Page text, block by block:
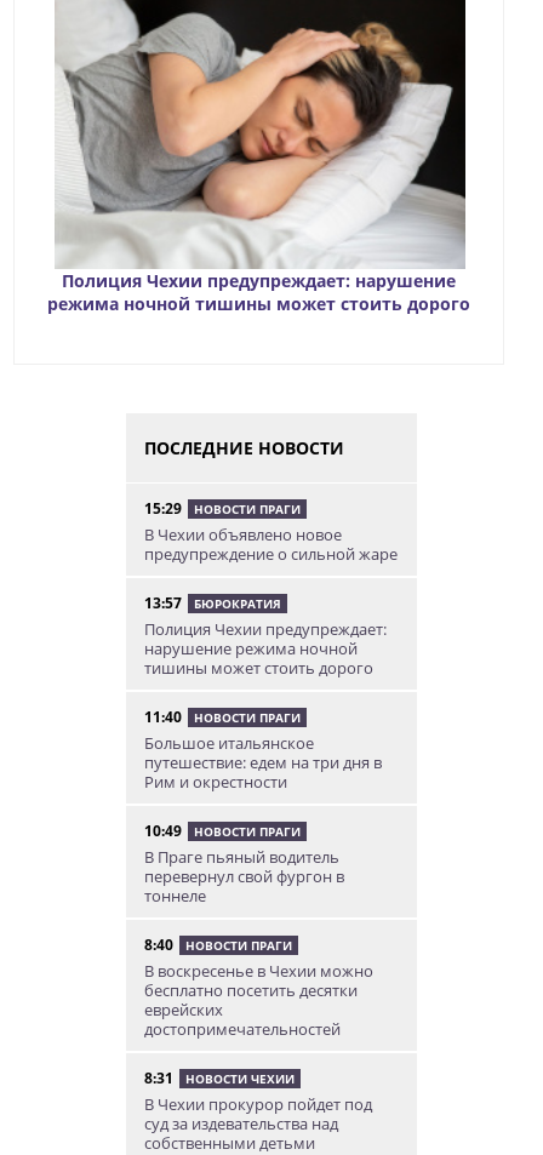
Полиция Чехии предупреждает: нарушение
режима ночной тишины может стоить дорого
ПОСЛЕДНИЕ НОВОСТИ
15:29 НОВОСТИ ПРАГИ
В Чехии объявлено новое
предупреждение о сильной жаре
13:57 БЮРОКРАТИЯ
Полиция Чехии предупреждает:
нарушение режима ночной
тишины может стоить дорого
11:40 НОВОСТИ ПРАГИ
Большое итальянское
путешествие: едем на три дня в
Рим и окрестности
10:49 НОВОСТИ ПРАГИ
В Праге пьяный водитель
перевернул свой фургон в
тоннеле
8:40 НОВОСТИ ПРАГИ
В воскресенье в Чехии можно
бесплатно посетить десятки
еврейских
достопримечательностей
8:31 НОВОСТИ ЧЕХИИ
В Чехии прокурор пойдет под
суд за издевательства над
собственными детьми